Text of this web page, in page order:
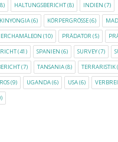
HALTUNGSBERICHT(8) INDIEN (7)
KINYONGIA(6) KÖRPERGRÖSSE (6)
(10) PRÄDATOR(5)
(41) SPANIEN (6) SURVEY(7)
(7) TANSANIA(8) TERRARISTIK
(9) UGANDA(6) USA(6)